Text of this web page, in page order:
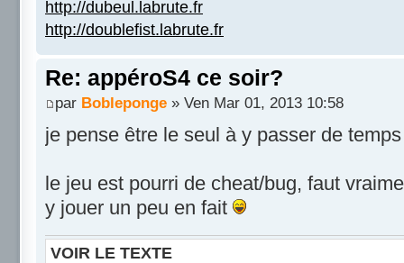
http://dubeul.labrute.fr
http://doublefist.labrute.fr
Re: appéroS4 ce soir?
par Bobleponge » Ven Mar 01, 2013 10:58
je pense être le seul à y passer de
le jeu est pourri de cheat/bug, faut
y jouer un peu en fait
VOIR LE TEXTE